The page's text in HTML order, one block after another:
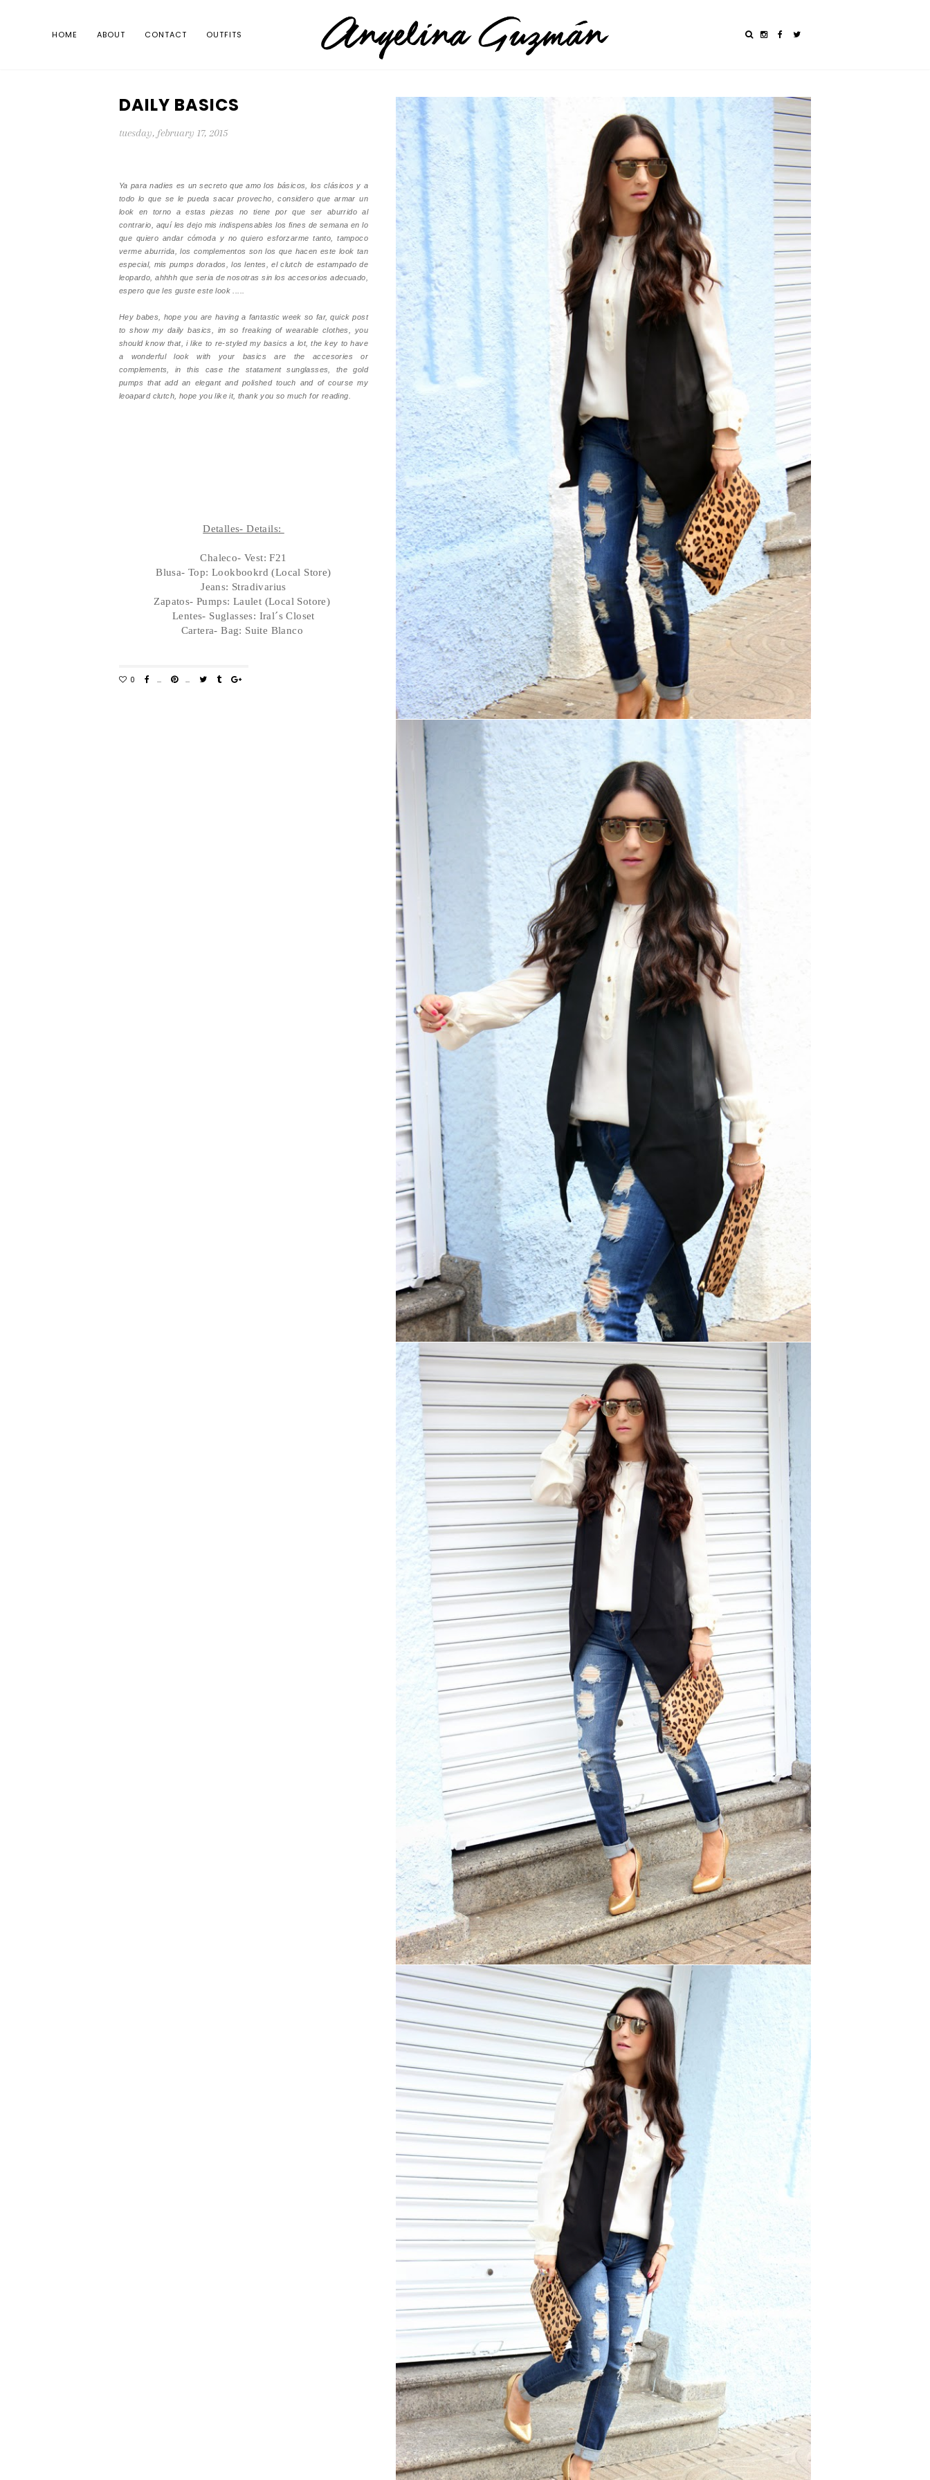
HOME ABOUT CONTACT OUTFITS
DAILY BASICS
tuesday, february 17, 2015
Ya para nadies es un secreto que amo los básicos, los clásicos y a
todo lo que se le pueda sacar provecho, considero que armar un
look en torno a estas piezas no tiene por que ser aburrido al
contrario, aquí les dejo mis indispensables los fines de semana en lo
que quiero andar cómoda y no quiero esforzarme tanto, tampoco
verme aburrida, los complementos son los que hacen este look tan
especial, mis pumps dorados, los lentes, el clutch de estampado de
leopardo, ahhhh que seria de nosotras sin los accesorios adecuado,
espero que les guste este look .....
Hey babes, hope you are having a fantastic week so far, quick post
to show my daily basics, im so freaking of wearable clothes, you
should know that, i like to re-styled my basics a lot, the key to have
a wonderful look with your basics are the accesories or
complements, in this case the statament sunglasses, the gold
pumps that add an elegant and polished touch and of course my
leoapard clutch, hope you like it, thank you so much for reading.
Detalles- Details:
Chaleco- Vest: F21
Blusa- Top: Lookbookrd (Local Store)
Jeans: Stradivarius
Zapatos- Pumps: Laulet (Local Sotore)
Lentes- Suglasses: Iral´s Closet
Cartera- Bag: Suite Blanco